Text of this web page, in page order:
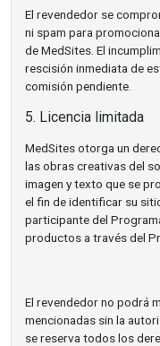
El revendedor se
ni spam para
de MedSites. El
rescisión inmediata de
comisión pendiente.
5. Licencia limitada
MedSites otorga un
las obras creativas del
imagen y texto que se
el fin de identificar su
participante del
productos a través del
El revendedor no podrá
mencionadas sin la
se reserva todos los